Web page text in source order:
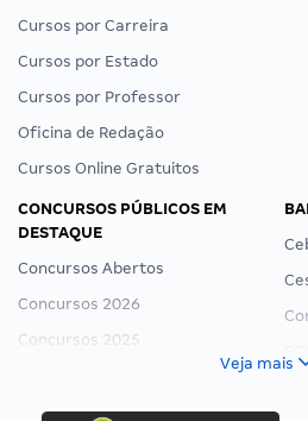
Cursos por Carreira
Cursos por Estado
Cursos por Professor
Oficina de Redação
Cursos Online Gratuitos
CONCURSOS PÚBLICOS EM
DESTAQUE
Concursos Abertos
Concursos 2026
Concursos 2025
Concurso Nacional Unificado
Concurso Ibama
Veja mais